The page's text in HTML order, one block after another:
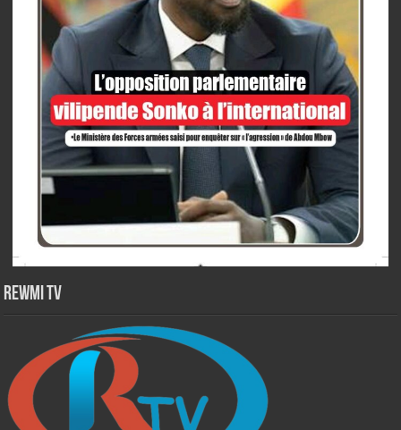
Rewmi TV